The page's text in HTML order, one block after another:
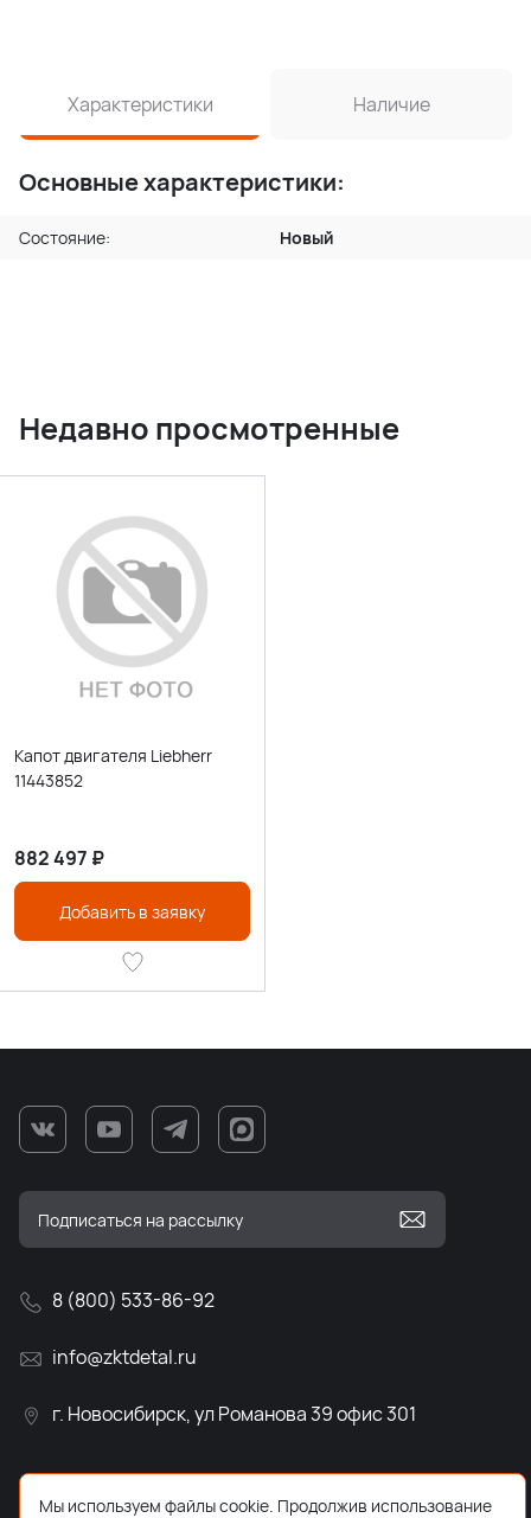
Характеристики Наличие
Основные характеристики:
Состояние: Новый
Недавно просмотренные
Капот двигателя Liebherr
11443852
882 497 ₽
Добавить в заявку
8 (800) 533-86-92
info@zktdetal.ru
г. Новосибирск, ул Романова 39 офис 301
Мы используем файлы cookie. Продолжив использование